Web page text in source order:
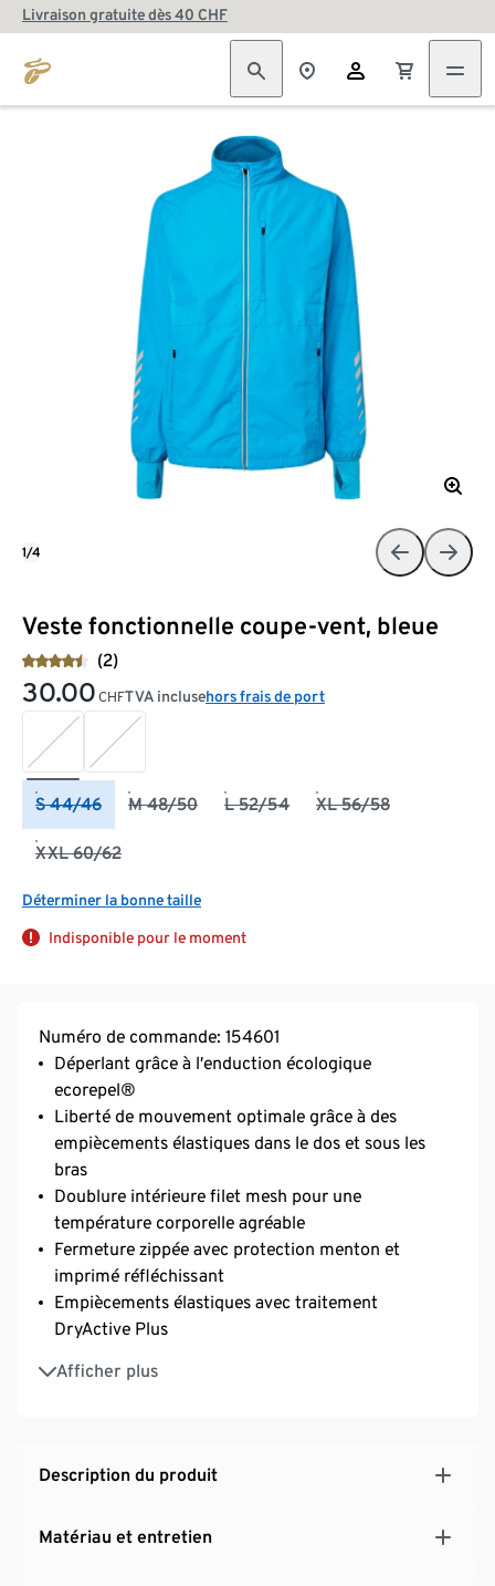
Livraison gratuite dès 40 CHF
Veste fonctionnelle coupe-vent, bleue
(2)
30.00 CHFTVA inclusehors frais de port
S 44/46 M 48/50 L 52/54 XL 56/58
XXL 60/62
Déterminer la bonne taille
Indisponible pour le moment
1/4
Numéro de commande: 154601
Déperlant grâce à l’enduction écologique
ecorepel®
Liberté de mouvement optimale grâce à des
empiècements élastiques dans le dos et sous les
bras
Doublure intérieure filet mesh pour une
température corporelle agréable
Fermeture zippée avec protection menton et
imprimé réfléchissant
Empiècements élastiques avec traitement
DryActive Plus
Afficher plus
Poche poitrine zippée avec ouverture pour câble
d’écouteurs vers l’intérieur
pouce
Coupe légèrement plus longue dans le dos
Description du produit
Matériau et entretien